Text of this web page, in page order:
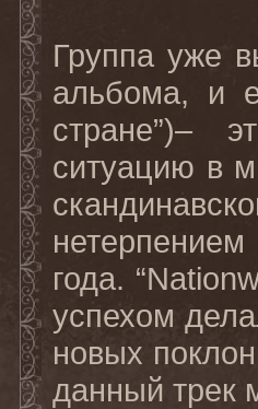
Группа уже
альбома, и
стране”)–
ситуацию в
года. “
успехом
новых
данный трек